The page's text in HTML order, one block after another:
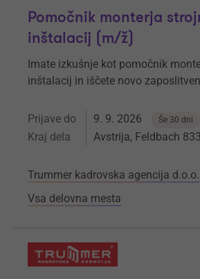
Pomočnik monterja
inštalacij (m/ž)
Imate izkušnje kot pomočnik
inštalacij in iščete novo
Prijave do 9. 9. 2026 Še 30 dni
Kraj dela Avstrija, Feldbach
Trummer kadrovska agencija d.o.o.
Vsa delovna mesta